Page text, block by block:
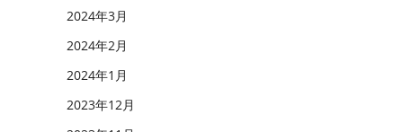
2024年3月
2024年2月
2024年1月
2023年12月